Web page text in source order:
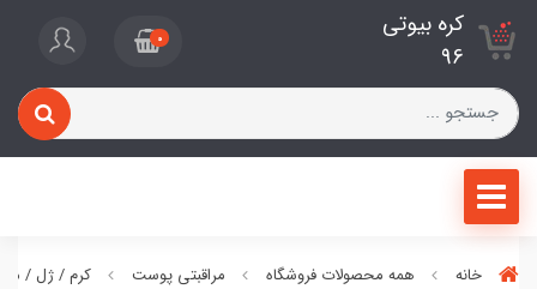
کره بیوتی
96
0
خانه همه محصولات فروشگاه مراقبتی پوست
کرم / ژل /